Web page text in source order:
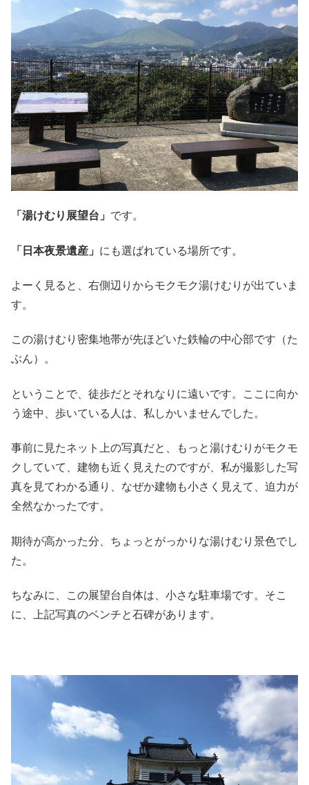
「湯けむり展望台」 です。
「日本夜景遺産」 にも選ばれている場所です。
よーく見ると、右側辺りからモクモク湯けむりが出ていま
す。
この湯けむり密集地帯が先ほどいた鉄輪の中心部です（た
ぶん）。
ということで、徒歩だとそれなりに遠いです。ここに向か
う途中、歩いている人は、私しかいませんでした。
事前に見たネット上の写真だと、もっと湯けむりがモクモ
クしていて、建物も近く見えたのですが、私が撮影した写
真を見てわかる通り、なぜか建物も小さく見えて、迫力が
全然なかったです。
期待が高かった分、ちょっとがっかりな湯けむり景色でし
た。
ちなみに、この展望台自体は、小さな駐車場です。そこ
に、上記写真のベンチと石碑があります。